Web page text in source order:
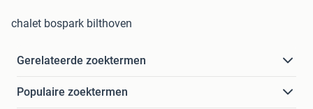
chalet bospark bilthoven
Gerelateerde zoektermen
Populaire zoektermen